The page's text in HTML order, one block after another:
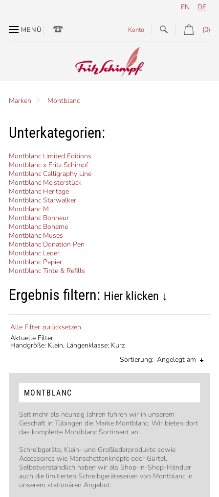
DE
EN
MENÜ (0)
Konto
Marken Montblanc
Unterkategorien:
Montblanc Limited Editions
Montblanc x Fritz Schimpf
Montblanc Calligraphy Line
Montblanc Meisterstück
Montblanc Heritage
Montblanc Starwalker
Montblanc M
Montblanc Bonheur
Montblanc Boheme
Montblanc Muses
Montblanc Donation Pen
Montblanc Leder
Montblanc Papier
Montblanc Tinte & Refills
Ergebnis filtern: Hier klicken ↓
Alle Filter zurücksetzen
Aktuelle Filter:
Handgröße: Klein, Längenklasse: Kurz
Sortierung: Angelegt am
MONTBLANC
Seit mehr als neunzig Jahren führen wir in unserem
Geschäft in Tübingen die Marke Montblanc. Wir bieten dort
das komplette Montblanc Sortiment an.
Schreibgeräte, Klein- und Großlederprodukte sowie
Accessoires wie Manschettenknöpfe oder Gürtel.
Selbstverständlich haben wir als Shop-in-Shop-Händler
auch die limitierten Schreibgeräteserien von Montblanc in
unserem stationären Angebot.